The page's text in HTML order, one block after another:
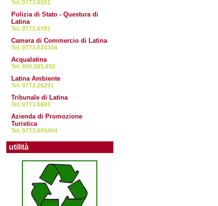
Tel. 0773.6551
Polizia di Stato - Questura di
Latina
Tel. 0773.6591
Camera di Commercio di Latina
Tel. 0773.624344
Acqualatina
Tel. 800.085.850
Latina Ambiente
Tel. 0773.26291
Tribunale di Latina
Tel. 0773.6681
Azienda di Promozione
Turistica
Tel. 0773.695404
utilità